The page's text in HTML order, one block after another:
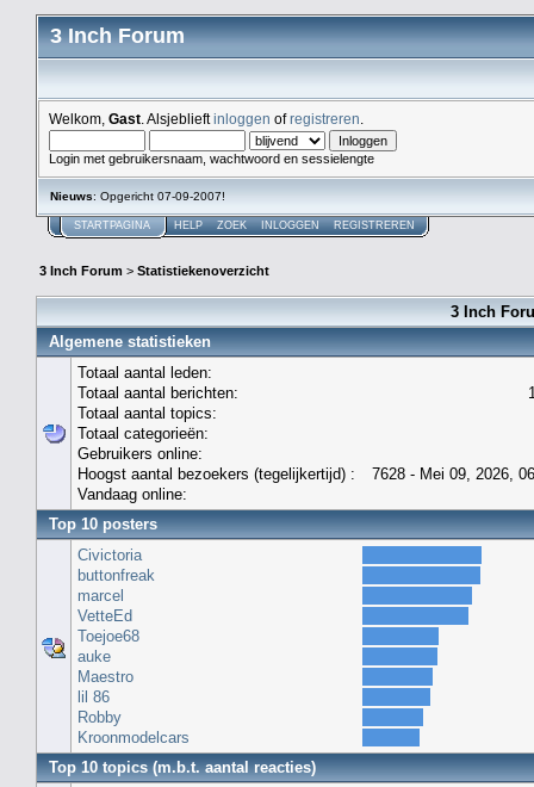
3 Inch Forum
Welkom, Gast . Alsjeblieftinloggen ofregistreren
Login met gebruikersnaam, wachtwoord en sessielengte
Nieuws: Opgericht 07-09-2007!
STARTPAGINA HELP ZOEK INLOGGEN REGISTREREN
3 Inch Forum > Statistiekenoverzicht
3 Inch
Algemene statistieken
Totaal aantal leden:
Totaal aantal berichten:
Totaal aantal topics:
Totaal categorieën:
Gebruikers online:
Hoogst aantal bezoekers (tegelijkertijd) :
7628 - Mei 09, 2026,
Vandaag online:
Top 10 posters
Civictoria
buttonfreak
marcel
VetteEd
Toejoe68
auke
Maestro
lil 86
Robby
Kroonmodelcars
Top 10 topics (m.b.t. aantal reacties)